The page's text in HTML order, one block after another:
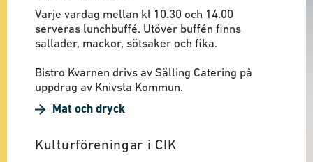
Varje vardag mellan kl 10.30 och 14.00
serveras lunchbuffé. Utöver buffén finns
sallader, mackor, sötsaker och fika.
Bistro Kvarnen drivs av Sälling Catering på
uppdrag av Knivsta Kommun.
Mat och dryck
Kulturföreningar i CIK